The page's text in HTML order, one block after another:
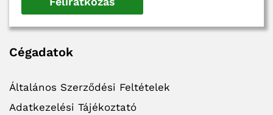
Cégadatok
Általános Szerződési Feltételek
Adatkezelési Tájékoztató